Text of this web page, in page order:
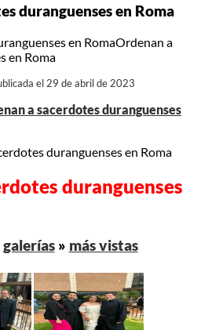
duranguenses en Roma
en RomaOrdenan a
en Roma
el 29 de abril de 2023
a sacerdotes duranguenses
duranguenses en Roma
duranguenses
galerías» más vistas